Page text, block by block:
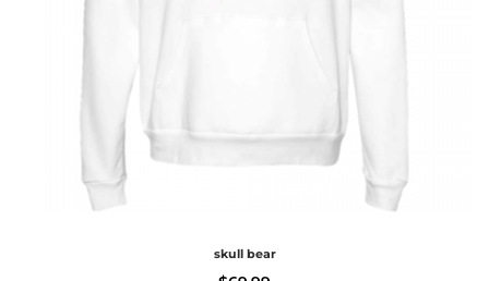
skull bear